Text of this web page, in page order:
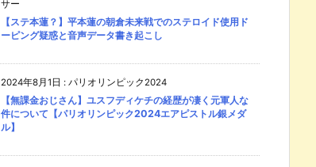
サー
【ステ本蓮？】平本蓮の朝倉未来戦でのステロイド使用ド
ーピング疑惑と音声データ書き起こし
2024年8月1日 : パリオリンピック2024
【無課金おじさん】ユスフディケチの経歴が凄く元軍人な
件について【パリオリンピック2024エアピストル銀メダ
ル】